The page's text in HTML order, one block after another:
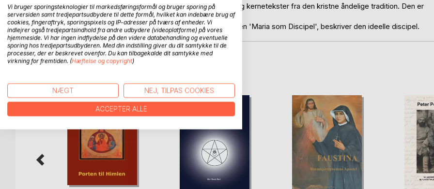
'Jesu Hellige Hjerte' er fyldt af visdom, smukke billeder og kernetekster fra den kristne åndelige tradition. Den er
den anden bog i en trilogi om mysterier.
Den første bog i trilogien, 'Maria Mysterier' med undertitlen 'Maria som Discipel', beskriver den ideelle discipel.
Vi bruger sporingsteknologier til markedsføringsformål og bruger sporing på
serversiden samt tredjepartsudbydere til dette formål, hvilket kan indebære brug af
cookies, fingeraftryk, sporingspixels og IP-adresser på tværs af enheder. Vi
indlejrer også tredjepartsindhold fra andre udbydere (videoplatforme) på vores
hjemmeside. Vi har ingen indflydelse på den videre databehandling og eventuelle
sporing hos tredjepartsudbyderen. Med din indstilling giver du dit samtykke til de
processer, der er beskrevet ovenfor. Du kan tilbagekalde dit samtykke med
virkning for fremtiden. (Hæftelse og copyright)
NÆGT NEJ, TILPAS COOKIES
ACCEPTER ALLE